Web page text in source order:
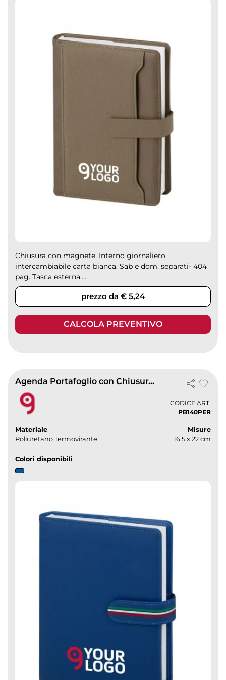
Chiusura con magnete. Interno giornaliero
intercambiabile carta bianca. Sab e dom. separati- 404
pag. Tasca esterna....
prezzo da € 5,24
CALCOLA PREVENTIVO
Agenda Portafoglio con Chiusura tricolore con magnete
CODICE ART.
PB140PER
Materiale
Poliuretano Termovirante
Misure
16,5 x 22 cm
Colori disponibili